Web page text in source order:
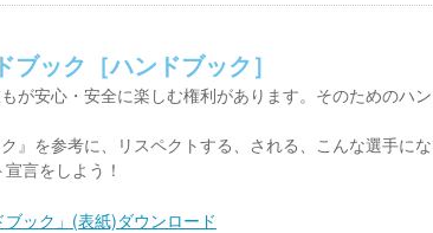
ック［ハンドブック］
が安心・安全に楽しむ権利があります。そのためのハン
』を参考に、リスペクトする、される、こんな選手にな
言をしよう！
ブック」(表紙)ダウンロード